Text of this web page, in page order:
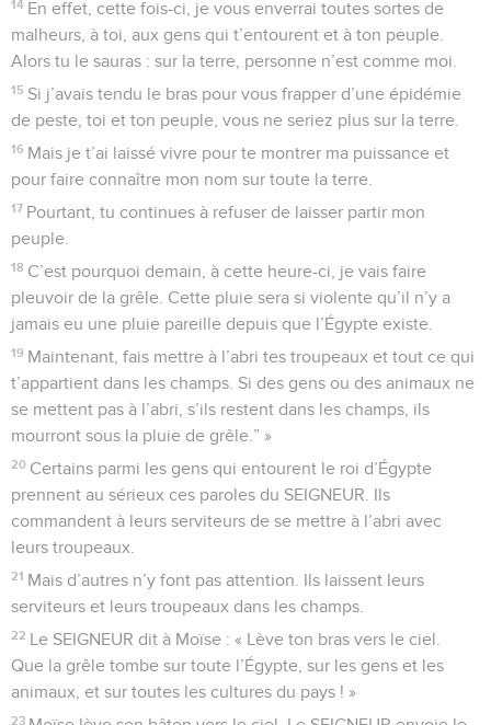
14 En effet, cette fois-ci, je vous enverrai toutes sortes de
malheurs, à toi, aux gens qui t’entourent et à ton peuple.
Alors tu le sauras : sur la terre, personne n’est comme moi.
15 Si j’avais tendu le bras pour vous frapper d’une épidémie
de peste, toi et ton peuple, vous ne seriez plus sur la terre.
16 Mais je t’ai laissé vivre pour te montrer ma puissance et
pour faire connaître mon nom sur toute la terre.
17 Pourtant, tu continues à refuser de laisser partir mon
peuple.
18 C’est pourquoi demain, à cette heure-ci, je vais faire
pleuvoir de la grêle. Cette pluie sera si violente qu’il n’y a
jamais eu une pluie pareille depuis que l’Égypte existe.
19 Maintenant, fais mettre à l’abri tes troupeaux et tout ce qui
t’appartient dans les champs. Si des gens ou des animaux ne
se mettent pas à l’abri, s’ils restent dans les champs, ils
mourront sous la pluie de grêle.” »
20 Certains parmi les gens qui entourent le roi d’Égypte
prennent au sérieux ces paroles du SEIGNEUR. Ils
commandent à leurs serviteurs de se mettre à l’abri avec
leurs troupeaux.
21 Mais d’autres n’y font pas attention. Ils laissent leurs
serviteurs et leurs troupeaux dans les champs.
22 Le SEIGNEUR dit à Moïse : « Lève ton bras vers le ciel.
Que la grêle tombe sur toute l’Égypte, sur les gens et les
animaux, et sur toutes les cultures du pays ! »
23